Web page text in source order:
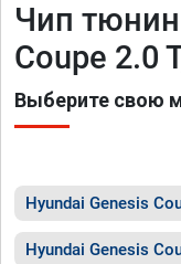
Чип
Coupe 2.0
Выберите свою
Hyundai Genesis
Hyundai Genesis